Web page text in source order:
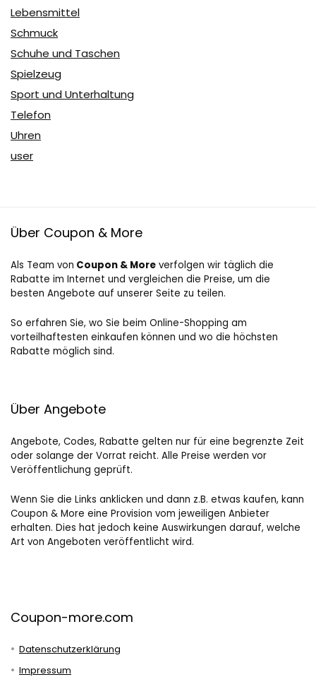
Lebensmittel
Schmuck
Schuhe und Taschen
Spielzeug
Sport und Unterhaltung
Telefon
Uhren
user
Über Coupon & More
Als Team von Coupon & More verfolgen wir täglich die
Rabatte im Internet und vergleichen die Preise, um die
besten Angebote auf unserer Seite zu teilen.
So erfahren Sie, wo Sie beim Online-Shopping am
vorteilhaftesten einkaufen können und wo die höchsten
Rabatte möglich sind.
Über Angebote
Angebote, Codes, Rabatte gelten nur für eine begrenzte Zeit
oder solange der Vorrat reicht. Alle Preise werden vor
Veröffentlichung geprüft.
Wenn Sie die Links anklicken und dann z.B. etwas kaufen, kann
Coupon & More eine Provision vom jeweiligen Anbieter
erhalten. Dies hat jedoch keine Auswirkungen darauf, welche
Art von Angeboten veröffentlicht wird.
Coupon-more.com
Datenschutzerklärung
Impressum